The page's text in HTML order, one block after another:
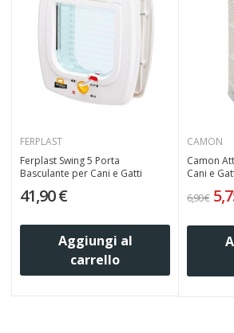
FERPLAST
Ferplast Swing 5 Porta
Basculante per Cani e Gatti
41,90 €
Aggiungi al
carrello
CAMON
Camon
Cani e
6,90 €